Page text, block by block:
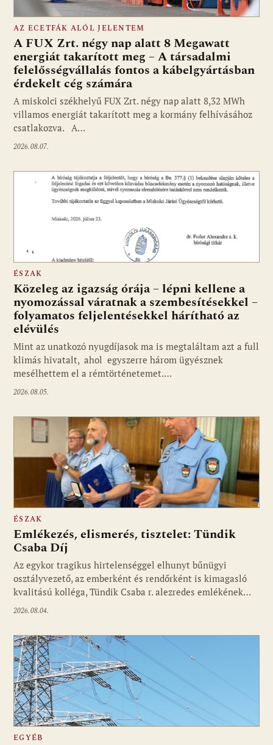
AZ ECETFÁK ALÓL JELENTEM
A FUX Zrt. négy nap alatt 8 Megawatt
energiát takarított meg – A társadalmi
felelősségvállalás fontos a kábelgyártásban
érdekelt cég számára
A miskolci székhelyű FUX Zrt. négy nap alatt 8,32 MWh
villamos energiát takarított meg a kormány felhívásához
csatlakozva. A…
2026.08.07.
ÉSZAK
Közeleg az igazság órája – lépni kellene a
nyomozással váratnak a szembesítésekkel –
folyamatos feljelentésekkel hárítható az
elévülés
Mint az unatkozó nyugdíjasok ma is megtaláltam azt a full
klimás hivatalt, ahol egyszerre három ügyésznek
mesélhettem el a rémtörténetemet.…
2026.08.05.
ÉSZAK
Emlékezés, elismerés, tisztelet: Tündik
Csaba Díj
Az egykor tragikus hirtelenséggel elhunyt bűnügyi
osztályvezető, az emberként és rendőrként is kimagasló
kvalitású kolléga, Tündik Csaba r. alezredes emlékének…
2026.08.04.
EGYÉB